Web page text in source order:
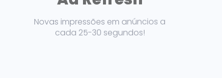
Novas impressões em anúncios a
cada 25-30 segundos!